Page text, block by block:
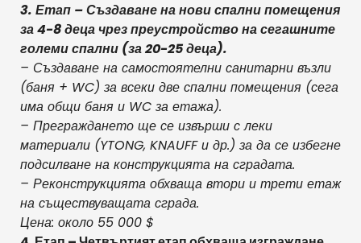
3. Етап – Създаване на нови спални помещения
за 4-8 деца чрез преустройство на сегашните
големи спални (за 20-25 деца).
– Създаване на самостоятелни санитарни възли
(баня + WC) за всеки две спални помещения (сега
има общи баня и WC за етажа).
– Преграждането ще се извърши с леки
материали (YTONG, KNAUFF и др.) за да се избегне
подсилване на конструкцията на сградата.
– Реконструкцията обхваща втори и трети етаж
на съществуващата сграда.
Цена: около 55 000 $